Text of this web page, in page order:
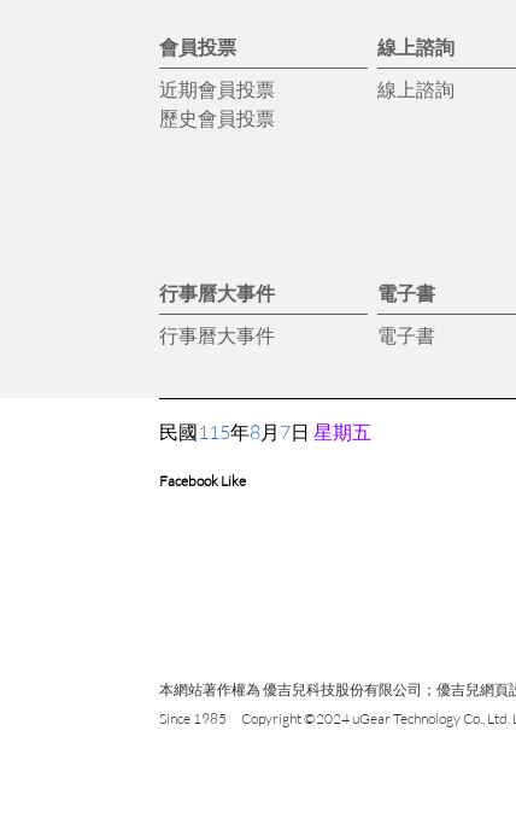
會員投票
近期會員投票
歷史會員投票
線上諮詢
線上諮詢
行事曆大事件
行事曆大事件
電子書
電子書
民國115年8月 7日 星期五
Facebook Like
本網站著作權為 優吉兒科技股份有限公司；優吉兒網
Since 1985 Copyright ©2024 uGear Technology Co., Ltd.